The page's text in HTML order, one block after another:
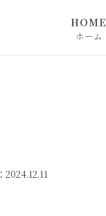
HOME
ホーム
：2024.12.11